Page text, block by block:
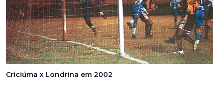
Criciúma x Londrina em 2002